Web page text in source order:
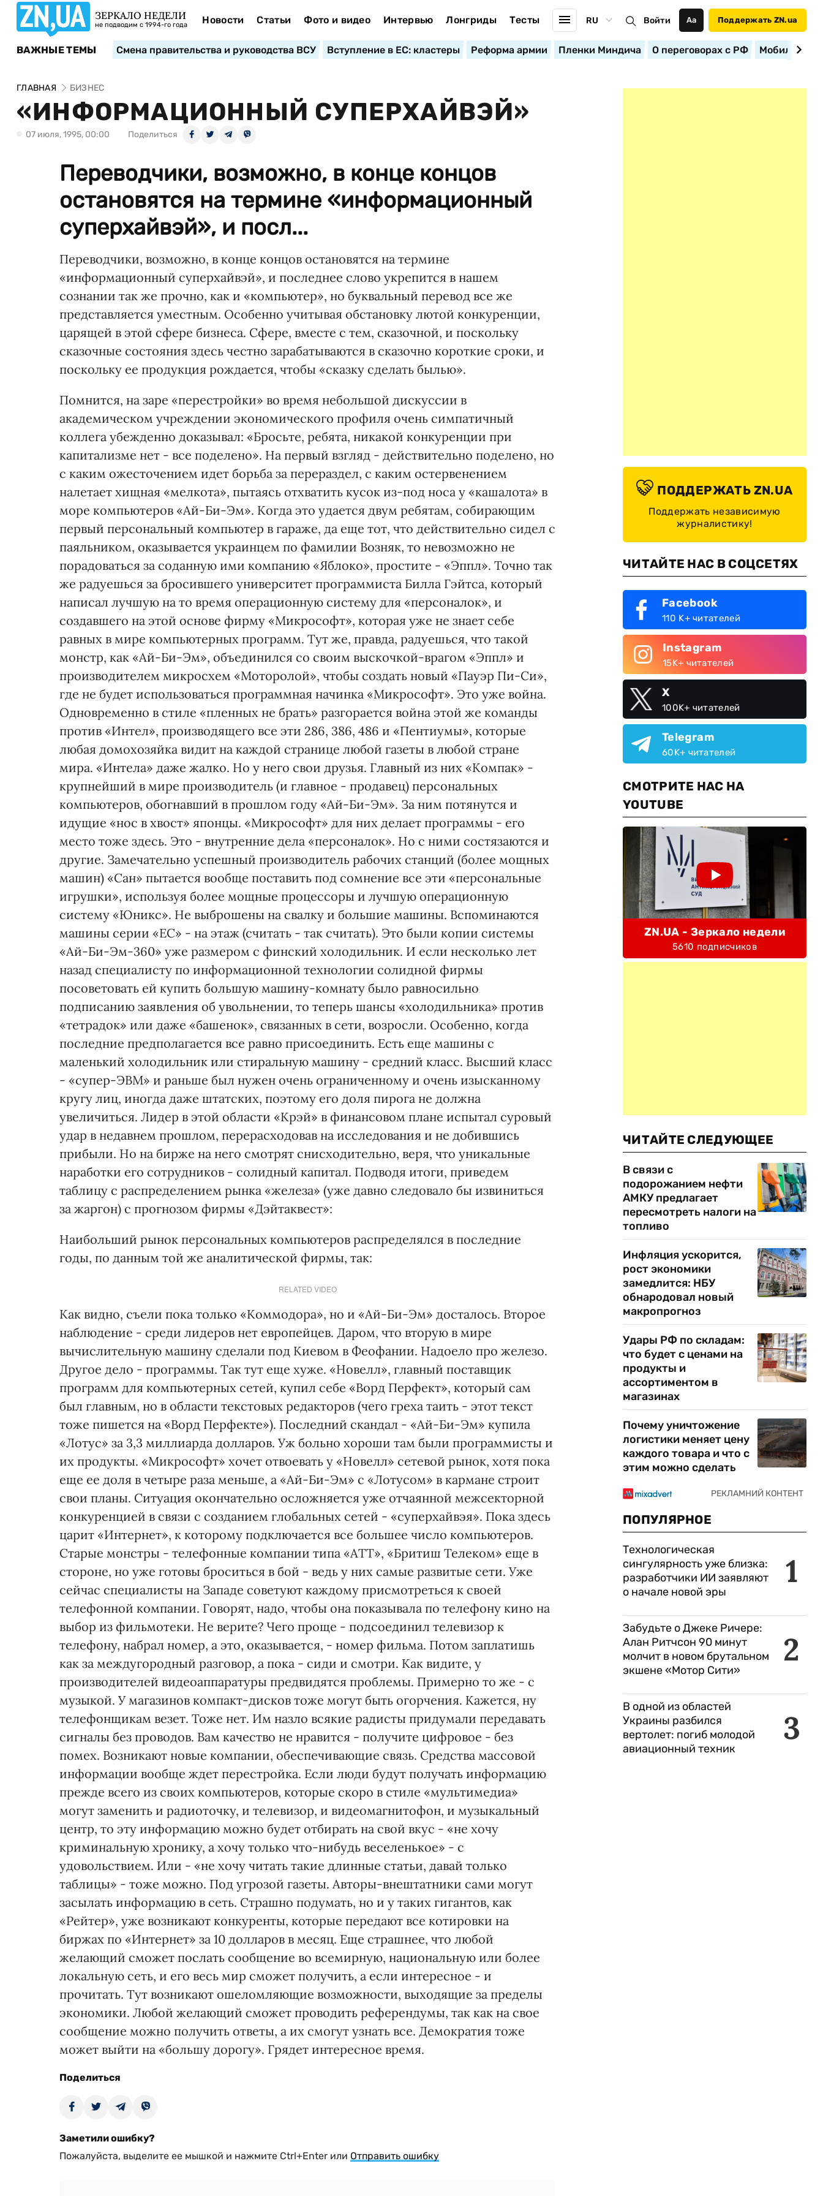
ЗЕРКАЛО НЕДЕЛИ
не подводим с 1994-го года Новости Статьи Фото и видео Интервью Лонгриды Тесты RU Войти Аа Поддержать ZN.ua
ВАЖНЫЕ ТЕМЫ Смена правительства и руководства ВСУ Вступление в ЕС: кластеры Реформа армии Пленки Миндича О переговорах с РФ
ГЛАВНАЯ БИЗНЕС
«ИНФОРМАЦИОННЫЙ СУПЕРХАЙВЭЙ»
07 июля, 1995, 00:00 Поделиться
Переводчики, возможно, в конце концов
остановятся на термине «информационный
суперхайвэй», и посл...
Переводчики, возможно, в конце концов остановятся на термине
«информационный суперхайвэй», и последнее слово укрепится в нашем
сознании так же прочно, как и «компьютер», но буквальный перевод все же
представляется уместным. Особенно учитывая обстановку лютой конкуренции,
царящей в этой сфере бизнеса. Сфере, вместе с тем, сказочной, и поскольку
сказочные состояния здесь честно зарабатываются в сказочно короткие сроки, и
поскольку ее продукция рождается, чтобы «сказку сделать былью».
Помнится, на заре «перестройки» во время небольшой дискуссии в
академическом учреждении экономического профиля очень симпатичный
коллега убежденно доказывал: «Бросьте, ребята, никакой конкуренции при
капитализме нет - все поделено». На первый взгляд - действительно поделено, но
с каким ожесточением идет борьба за перераздел, с каким остервенением
налетает хищная «мелкота», пытаясь отхватить кусок из-под носа у «кашалота» в
море компьютеров «Ай-Би-Эм». Когда это удается двум ребятам, собирающим
первый персональный компьютер в гараже, да еще тот, что действительно сидел с
паяльником, оказывается украинцем по фамилии Возняк, то невозможно не
порадоваться за соданную ими компанию «Яблоко», простите - «Эппл». Точно так
же радуешься за бросившего университет программиста Билла Гэйтса, который
написал лучшую на то время операционную систему для «персоналок», и
создавшего на этой основе фирму «Микрософт», которая уже не знает себе
равных в мире компьютерных программ. Тут же, правда, радуешься, что такой
монстр, как «Ай-Би-Эм», объединился со своим выскочкой-врагом «Эппл» и
производителем микросхем «Моторолой», чтобы создать новый «Пауэр Пи-Си»,
где не будет использоваться программная начинка «Микрософт». Это уже война.
Одновременно в стиле «пленных не брать» разгорается война этой же команды
против «Интел», производящего все эти 286, 386, 486 и «Пентиумы», которые
любая домохозяйка видит на каждой странице любой газеты в любой стране
мира. «Интела» даже жалко. Но у него свои друзья. Главный из них «Компак» -
крупнейший в мире производитель (и главное - продавец) персональных
компьютеров, обогнавший в прошлом году «Ай-Би-Эм». За ним потянутся и
идущие «нос в хвост» японцы. «Микрософт» для них делает программы - его
место тоже здесь. Это - внутренние дела «персоналок». Но с ними состязаются и
другие. Замечательно успешный производитель рабочих станций (более мощных
машин) «Сан» пытается вообще поставить под сомнение все эти «персональные
игрушки», используя более мощные процессоры и лучшую операционную
систему «Юникс». Не выброшены на свалку и большие машины. Вспоминаются
машины серии «ЕС» - на этаж (считать - так считать). Это были копии системы
«Ай-Би-Эм-360» уже размером с финский холодильник. И если несколько лет
назад специалисту по информационной технологии солидной фирмы
посоветовать ей купить большую машину-комнату было равносильно
подписанию заявления об увольнении, то теперь шансы «холодильника» против
«тетрадок» или даже «башенок», связанных в сети, возросли. Особенно, когда
последние предполагается все равно присоединить. Есть еще машины с
маленький холодильник или стиральную машину - средний класс. Высший класс
- «супер-ЭВМ» и раньше был нужен очень ограниченному и очень изысканному
кругу лиц, иногда даже штатских, поэтому его доля пирога не должна
увеличиться. Лидер в этой области «Крэй» в финансовом плане испытал суровый
удар в недавнем прошлом, перерасходовав на исследования и не добившись
прибыли. Но на бирже на него смотрят снисходительно, веря, что уникальные
наработки его сотрудников - солидный капитал. Подводя итоги, приведем
таблицу с распределением рынка «железа» (уже давно следовало бы извиниться
за жаргон) с прогнозом фирмы «Дэйтаквест»:
Наибольший рынок персональных компьютеров распределялся в последние
годы, по данным той же аналитической фирмы, так:
RELATED VIDEO
Как видно, съели пока только «Коммодора», но и «Ай-Би-Эм» досталось. Второе
наблюдение - среди лидеров нет европейцев. Даром, что вторую в мире
вычислительную машину сделали под Киевом в Феофании. Надоело про железо.
Другое дело - программы. Так тут еще хуже. «Новелл», главный поставщик
программ для компьютерных сетей, купил себе «Ворд Перфект», который сам
был главным, но в области текстовых редакторов (чего греха таить - этот текст
тоже пишется на «Ворд Перфекте»). Последний скандал - «Ай-Би-Эм» купила
«Лотус» за 3,3 миллиарда долларов. Уж больно хороши там были программисты и
их продукты. «Микрософт» хочет отвоевать у «Новелл» сетевой рынок, хотя пока
еще ее доля в четыре раза меньше, а «Ай-Би-Эм» с «Лотусом» в кармане строит
свои планы. Ситуация окончательно осложняется уже отчаянной межсекторной
конкуренцией в связи с созданием глобальных сетей - «суперхайвэя». Пока здесь
царит «Интернет», к которому подключается все большее число компьютеров.
Старые монстры - телефонные компании типа «АТТ», «Бритиш Телеком» еще в
стороне, но уже готовы броситься в бой - ведь у них самые развитые сети. Уже
сейчас специалисты на Западе советуют каждому присмотреться к своей
телефонной компании. Говорят, надо, чтобы она показывала по телефону кино на
выбор из фильмотеки. Не верите? Чего проще - подсоединил телевизор к
телефону, набрал номер, а это, оказывается, - номер фильма. Потом заплатишь
как за междугородный разговор, а пока - сиди и смотри. Как видите, у
производителей видеоаппаратуры предвидятся проблемы. Примерно то же - с
музыкой. У магазинов компакт-дисков тоже могут быть огорчения. Кажется, ну
телефонщикам везет. Тоже нет. Им назло всякие радисты придумали передавать
сигналы без проводов. Вам качество не нравится - получите цифровое - без
помех. Возникают новые компании, обеспечивающие связь. Средства массовой
информации вообще ждет перестройка. Если люди будут получать информацию
прежде всего из своих компьютеров, которые скоро в стиле «мультимедиа»
могут заменить и радиоточку, и телевизор, и видеомагнитофон, и музыкальный
центр, то эту информацию можно будет отбирать на свой вкус - «не хочу
криминальную хронику, а хочу только что-нибудь веселенькое» - с
удовольствием. Или - «не хочу читать такие длинные статьи, давай только
таблицы» - тоже можно. Под угрозой газеты. Авторы-внештатники сами могут
засылать информацию в сеть. Страшно подумать, но и у таких гигантов, как
«Рейтер», уже возникают конкуренты, которые передают все котировки на
биржах по «Интернет» за 10 долларов в месяц. Еще страшнее, что любой
желающий сможет послать сообщение во всемирную, национальную или более
локальную сеть, и его весь мир сможет получить, а если интересное - и
прочитать. Тут возникают ошеломляющие возможности, выходящие за пределы
экономики. Любой желающий сможет проводить референдумы, так как на свое
сообщение можно получить ответы, а их смогут узнать все. Демократия тоже
может выйти на «большу дорогу». Грядет интересное время.
Поделиться
Заметили ошибку?
Пожалуйста, выделите ее мышкой и нажмите Ctrl+Enter или Отправить ошибку
ПОДДЕРЖАТЬ ZN.UA
Поддержать независимую
журналистику!
ЧИТАЙТЕ НАС В СОЦСЕТЯХ
Facebook
110 K+ читателей
Instagram
15K+ читателей
X
100K+ читателей
Telegram
60K+ читателей
СМОТРИТЕ НАС НА
YOUTUBE
ZN.UA - Зеркало недели
5610 подписчиков
ЧИТАЙТЕ СЛЕДУЮЩЕЕ
В связи с
подорожанием нефти
АМКУ предлагает
пересмотреть налоги на
топливо
Инфляция ускорится,
рост экономики
замедлится: НБУ
обнародовал новый
макропрогноз
Удары РФ по складам:
что будет с ценами на
продукты и
ассортиментом в
магазинах
Почему уничтожение
логистики меняет цену
каждого товара и что с
этим можно сделать
ПОПУЛЯРНОЕ
1
Технологическая
сингулярность уже близка:
разработчики ИИ заявляют
о начале новой эры
2
Забудьте о Джеке Ричере:
Алан Ритчсон 90 минут
молчит в новом брутальном
экшене «Мотор Сити»
3
В одной из областей
Украины разбился
вертолет: погиб молодой
авиационный техник